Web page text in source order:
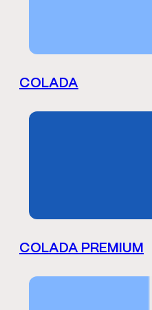
COLADA
COLADA PREMIUM